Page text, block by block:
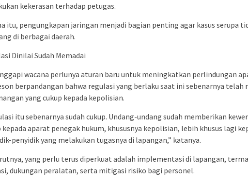
kekerasan terhadap petugas.
itu, pengungkapan jaringan menjadi bagian penting agar kasus serupa
di berbagai daerah.
Dinilai Sudah Memadai
wacana perlunya aturan baru untuk meningkatkan perlindungan
berpandangan bahwa regulasi yang berlaku saat ini sebenarnya telah
yang cukup kepada kepolisian.
itu sebenarnya sudah cukup. Undang-undang sudah memberikan
kepada aparat penegak hukum, khususnya kepolisian, lebih khusus lagi
penyidik yang melakukan tugasnya di lapangan,” katanya.
yang perlu terus diperkuat adalah implementasi di lapangan,
dukungan peralatan, serta mitigasi risiko bagi personel.